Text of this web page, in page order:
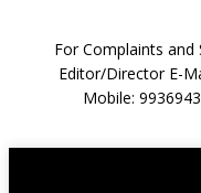
For Complaints
Editor/Director E-
Mobile: